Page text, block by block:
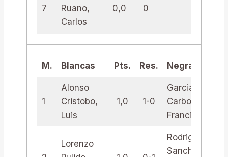
7
Ruano,
Carlos
0,0 0
M. Blancas Pts. Res. Negras
1
Alonso
Cristobo,
Luis
1,0 1-0
Garcia
Carbonell,
Francisco
Lorenzo
Rodriguez
Sanchez,